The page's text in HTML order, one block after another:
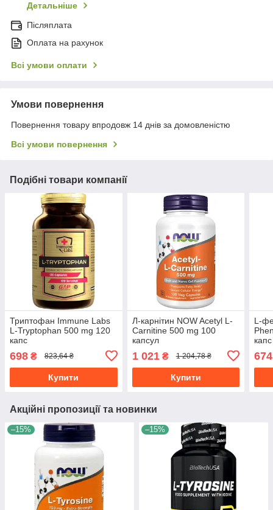
Детальніше
Післяплата
Оплата на рахунок
Всі умови оплати
Умови повернення
Повернення товару впродовж 14 днів за домовленістю
Всі умови повернення
Подібні товари компанії
Триптофан Immune Labs
L-Tryptophan 500 mg 120
капс
698 ₴ 823,64 ₴
Купити
Л-карнітин NOW Acetyl L-
Carnitine 500 mg 100
капсул
1 021₴ 1 204,78 ₴
Купити
L-
капс
674
Акційні пропозиції та новинки
–15% –15%